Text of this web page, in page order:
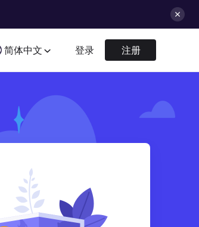
简体中文 登录 注册